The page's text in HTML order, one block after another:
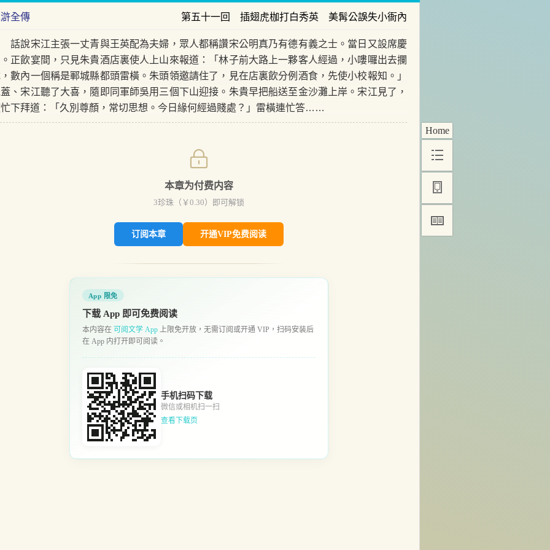
Home
全傳 第五十一回 插翅虎枷打白秀英 美髯公誤失小衙內
宋江主張一丈青與王英配為夫婦，眾人都稱讚宋公明真乃有德有義之士。當日又設席慶
正飲宴間，只見朱貴酒店裏使人上山來報道：「林子前大路上一夥客人經過，小嘍囉出去攔
數內一個稱是鄆城縣都頭雷橫。朱頭領邀請住了，見在店裏飲分例酒食，先使小校報知。」
、宋江聽了大喜，隨即同軍師吳用三個下山迎接。朱貴早把船送至金沙灘上岸。宋江見了，
下拜道：「久別尊顏，常切思想。今日緣何經過賤處？」雷橫連忙答……
本章为付费内容
3珍珠（￥ 0.30）即可解锁
订阅本章 开通VIP免费阅读
App 限免
下载 App 即可免费阅读
本内容在 可阅文学 App 上限免开放，无需订阅或开通 VIP，扫码安装后
在 App 内打开即可阅读。
手机扫码下载
微信或相机扫一扫
查看下载页